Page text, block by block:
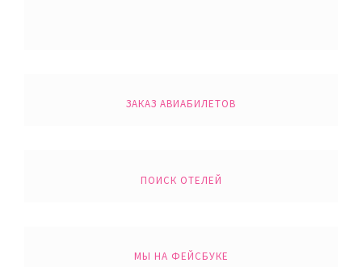
ЗАКАЗ АВИАБИЛЕТОВ
ПОИСК ОТЕЛЕЙ
МЫ НА ФЕЙСБУКЕ